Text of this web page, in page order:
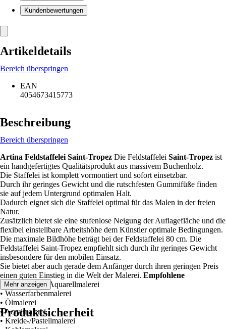
Kundenbewertungen
Artikeldetails
Bereich überspringen
EAN
4054673415773
Beschreibung
Bereich überspringen
Artina Feldstaffelei Saint-Tropez Die Feldstaffelei Saint-Tropez ist
ein handgefertigtes Qualitätsprodukt aus massivem Buchenholz.
Die Staffelei ist komplett vormontiert und sofort einsetzbar.
Durch ihr geringes Gewicht und die rutschfesten Gummifüße finden
sie auf jedem Untergrund optimalen Halt.
Dadurch eignet sich die Staffelei optimal für das Malen in der freien
Natur.
Zusätzlich bietet sie eine stufenlose Neigung der Auflagefläche und die
flexibel einstellbare Arbeitshöhe dem Künstler optimale Bedingungen.
Die maximale Bildhöhe beträgt bei der Feldstaffelei 80 cm. Die
Feldstaffelei Saint-Tropez empfiehlt sich durch ihr geringes Gewicht
insbesondere für den mobilen Einsatz.
Sie bietet aber auch gerade dem Anfänger durch ihren geringen Preis
einen guten Einstieg in die Welt der Malerei. Empfohlene
Maltechniken Aquarellmalerei
• Wasserfarbenmalerei
• Ölmalerei
• Acrylmalerei
• Kreide-/Pastellmalerei
Mehr anzeigen
Produktsicherheit